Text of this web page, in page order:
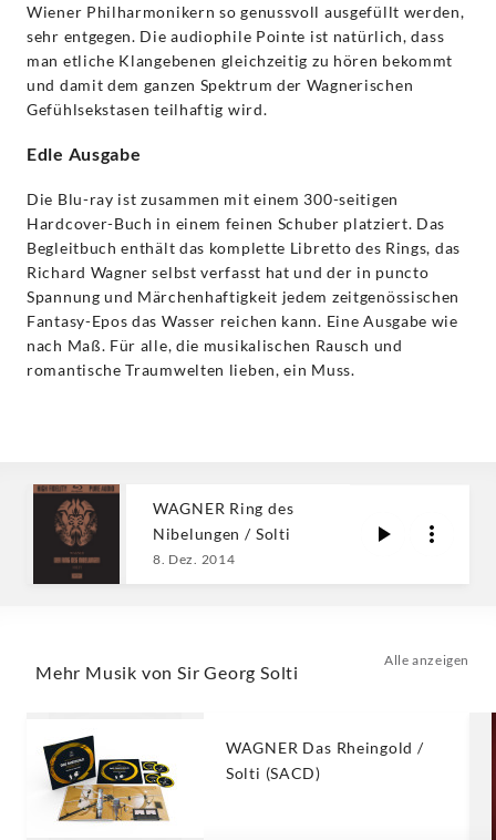
Wiener Philharmonikern so genussvoll ausgefüllt werden,
sehr entgegen. Die audiophile Pointe ist natürlich, dass
man etliche Klangebenen gleichzeitig zu hören bekommt
und damit dem ganzen Spektrum der Wagnerischen
Gefühlsekstasen teilhaftig wird.
Edle Ausgabe
Die Blu-ray ist zusammen mit einem 300-seitigen
Hardcover-Buch in einem feinen Schuber platziert. Das
Begleitbuch enthält das komplette Libretto des Rings, das
Richard Wagner selbst verfasst hat und der in puncto
Spannung und Märchenhaftigkeit jedem zeitgenössischen
Fantasy-Epos das Wasser reichen kann. Eine Ausgabe wie
nach Maß. Für alle, die musikalischen Rausch und
romantische Traumwelten lieben, ein Muss.
WAGNER Ring des
Nibelungen / Solti
8. Dez. 2014
Mehr Musik von Sir Georg Solti
Alle anzeigen
WAGNER Das Rheingold /
Solti (SACD)